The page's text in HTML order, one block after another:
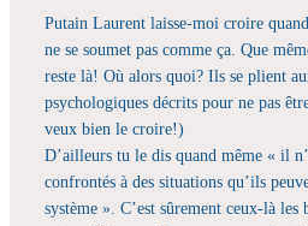
Putain Laurent laisse-moi croire
ne se soumet pas comme ça. Que
reste là! Où alors quoi? Ils se plient
psychologiques décrits pour ne pas
veux bien le croire!)
D’ailleurs tu le dis quand même « il
confrontés à des situations qu’ils
système ». C’est sûrement ceux-là